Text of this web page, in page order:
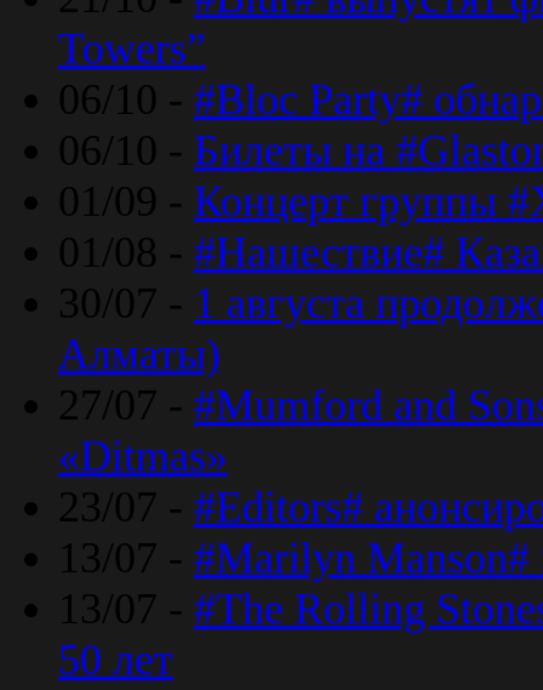
Towers”
06/10 - #Bloc Party#
06/10 - Билеты на
01/09 - Концерт группы
01/08 - #Нашествие#
30/07 - 1 августа
Алматы)
27/07 - #Mumford and
«Ditmas»
23/07 - #Editors#
13/07 - #Marilyn Manson#
13/07 - #The Rolling
50 лет